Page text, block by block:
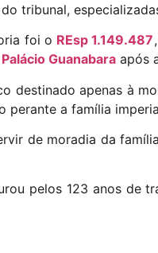
tribunal,
foi o REsp 1.149.487
Guanabara após
apenas à
a família
de moradia da
pelos 123 anos de